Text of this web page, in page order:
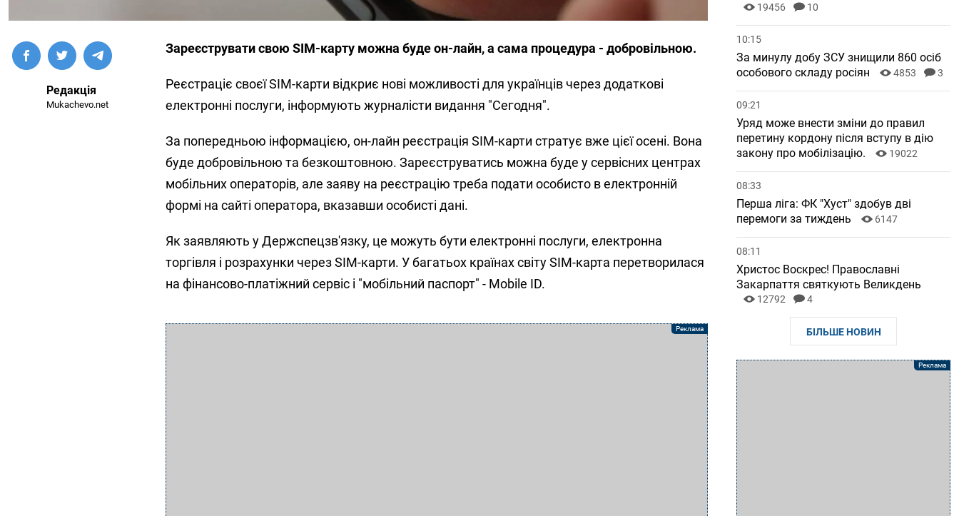
Редакція
Mukachevo.net
Зареєструвати свою SIM-карту можна буде он-лайн, а сама процедура - добровільною.
Реєстраціє своєї SIM-карти відкриє нові можливості для українців через додаткові
електронні послуги, інформують журналісти видання "Сегодня".
За попередньою інформацією, он-лайн реєстрація SIM-карти стратує вже цієї осені. Вона
буде добровільною та безкоштовною. Зареєструватись можна буде у сервісних центрах
мобільних операторів, але заяву на реєстрацію треба подати особисто в електронній
формі на сайті оператора, вказавши особисті дані.
Як заявляють у Держспецзв'язку, це можуть бути електронні послуги, електронна
торгівля і розрахунки через SIM-карти. У багатьох країнах світу SIM-карта перетворилася
на фінансово-платіжний сервіс і "мобільний паспорт" - Mobile ID.
19456 10
10:15
За минулу добу ЗСУ знищили 860 осіб
особового складу росіян
4853 3
09:21
Уряд може внести зміни до правил
перетину кордону після вступу в дію
закону про мобілізацію.
19022
08:33
Перша ліга: ФК "Хуст" здобув дві
перемоги за тиждень
6147
08:11
Христос Воскрес! Православні
Закарпаття святкують Великдень
12792 4
БІЛЬШЕ НОВИН